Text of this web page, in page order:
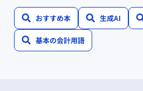
おすすめ本 生成AI
基本の会計用語